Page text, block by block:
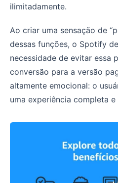
ilimitadamente.
Ao criar uma sensação de
dessas funções, o Spotify
necessidade de evitar essa
conversão para a versão
altamente emocional: o
uma experiência completa